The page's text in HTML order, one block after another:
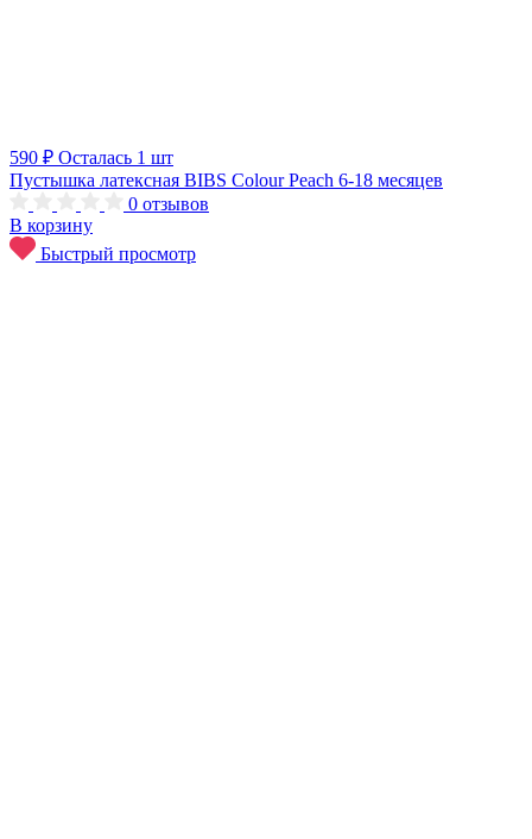
590 ₽ Осталась 1 шт
Пустышка латексная BIBS Colour Peach 6-18 месяцев
0 отзывов
В корзину
Быстрый просмотр